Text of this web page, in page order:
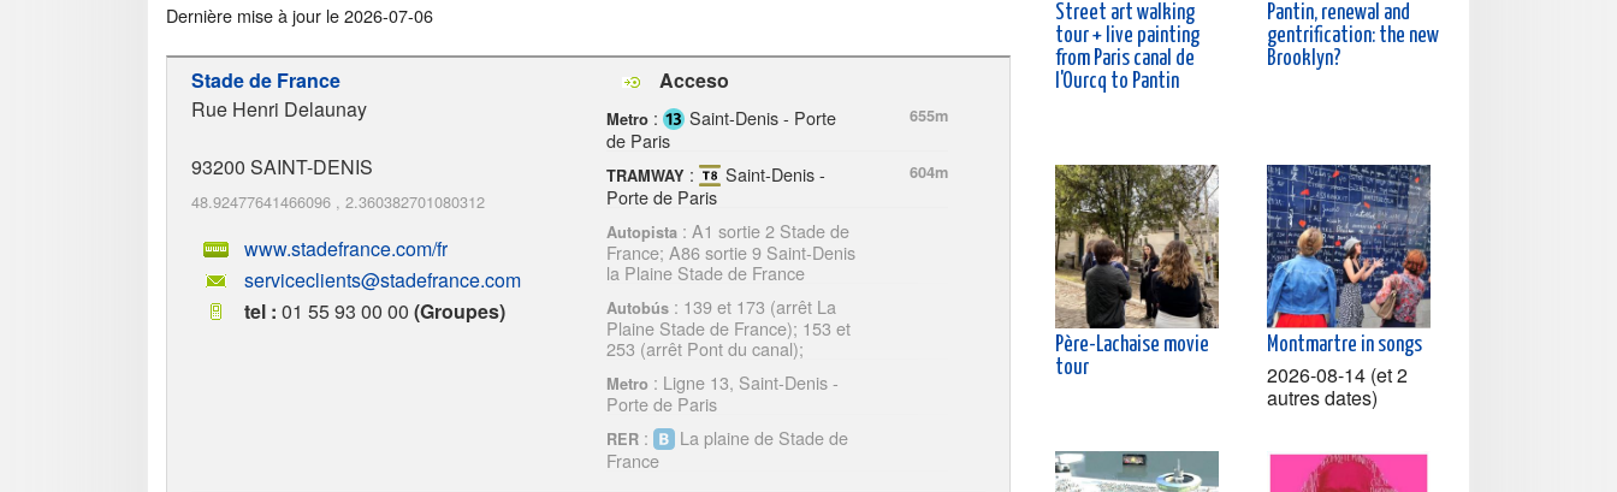
Dernière mise à jour le2026-07-06
Stade de France
Rue Henri Delaunay
93200 SAINT-DENIS
48.92477641466096 , 2.360382701080312
www.stadefrance.com/fr
serviceclients@stadefrance.com
tel : 01 55 93 00 00 (Groupes)
Acceso
Metro :
Saint-Denis - Porte
de Paris
655m
TRAMWAY :
Saint-Denis -
Porte de Paris
604m
Autopista : A1 sortie 2 Stade de
France; A86 sortie 9 Saint-Denis
la Plaine Stade de France
Autobús : 139 et 173 (arrêt La
Plaine Stade de France); 153 et
253 (arrêt Pont du canal);
Metro : Ligne 13, Saint-Denis -
Porte de Paris
RER :
La plaine de Stade de
France
Street art walking
tour + live painting
from Paris canal de
l'Ourcq to Pantin
Pantin, renewal and
gentrification: the new
Brooklyn?
Père-Lachaise movie
tour
Montmartre in songs
2026-08-14 (et 2
autres dates)